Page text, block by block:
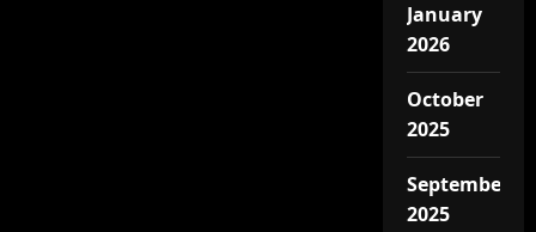
January
2026
October
2025
September
2025